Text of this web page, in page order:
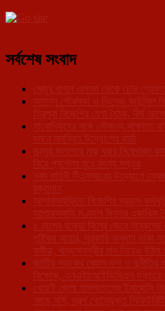
সর্বশেষ সংবাদ
খেজুর বাগান এলাকা থেকে চোর
আসন্ন পৌরসভা ও ভিলেজ কাউন্সিল
ত্রিপুরা বিজেপির মেগা বৈঠক, দীর্ঘ
সাংবাদিকদের সঙ্গে সৌজন্য সাক্ষাতে
দমনে সমন্বিত উদ্যোগের বার্তা
ডুম্বুর জলাশয়ে মাছ ধরার নিষেধাজ্ঞা
নিয়ে প্রশ্নের মুখে মৎস্য দপ্তর
নবম বাহিনী টিএসআরের উদ্যোগে
রক্তদান
আশারামবাড়িতে বিজেপির প্রয়াস
আশারামবাড়ি মণ্ডলে দিনভর একাধিক
৫ মাসের বকেয়া বিলের জেরে
পুষ্টিকর আহার, সরকারি অনুদান থাকা
কর্মীরা, খাদ্যসামগ্রীর মান নিয়েও
জাতীয় সড়কের বেহাল দশা ও
বিক্ষোভ, এনএইচআইডিসিএল দপ্তরে
খোয়াই জেলা হাসপাতালের
আছে নার্স, স্বল্প বেতনভূক্ত